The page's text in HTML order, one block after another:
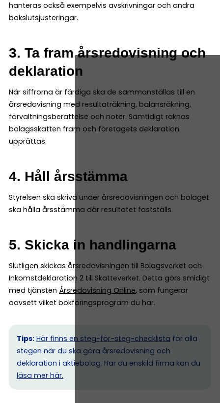
hanteras också exempelvis avskrivningar och andra
bokslutsjusteringar.
3. Ta fram årsredovisning och
deklaration
När siffrorna är färdiga ska de sammanställas till en
årsredovisning med resultaträkning, balansräkning,
förvaltningsberättelse och noter. Samtidigt räknas
bolagsskatten fram och företagets deklaration
upprättas.
4. Håll årsstämma
Styrelsen ska skriva under årsredovisningen och bolaget
ska hålla årsstämma där resultatet fastställs.
5. Skicka in handlingarna
Slutligen skickas årsredovisningen till Bolagsverket och
Inkomstdeklaration 2 till Skatteverket. Detta görs smidigt
med tjänsten Årsredovisning Online, som fungerar
oavsett vilket bokföringsprogram du har.
Tips: Här finns en steg-för-steg-checklista för alla
stegen när du ska göra årsredovisning och
deklaration i aktiebolag. Har du enskild firma kan du
läsa mer här.